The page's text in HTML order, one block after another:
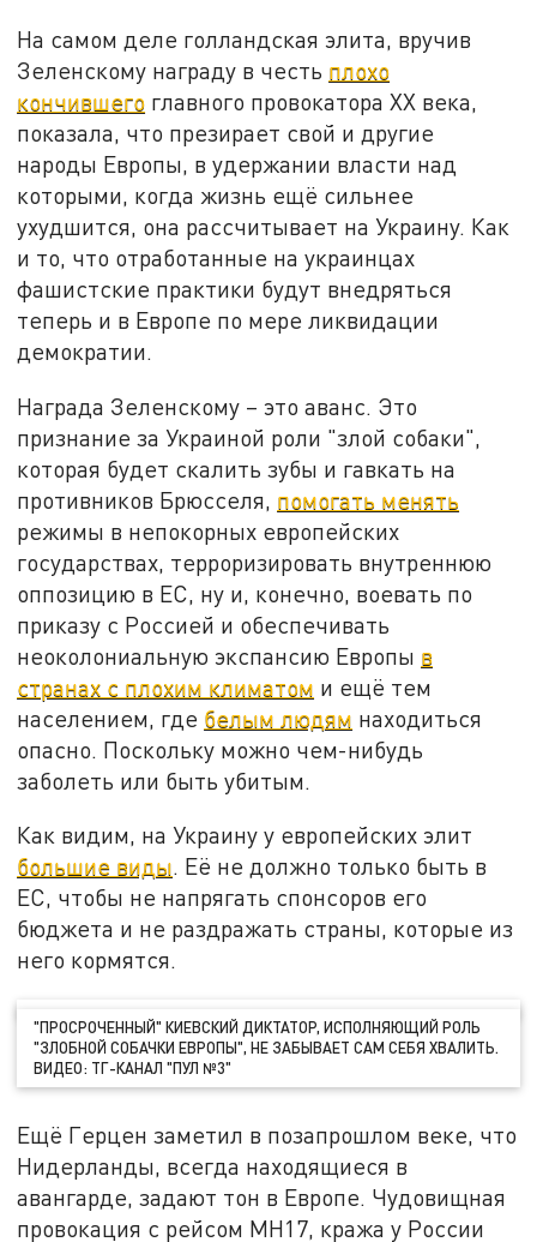
На самом деле голландская элита, вручив
Зеленскому награду в честь плохо
кончившего главного провокатора ХХ века,
показала, что презирает свой и другие
народы Европы, в удержании власти над
которыми, когда жизнь ещё сильнее
ухудшится, она рассчитывает на Украину. Как
и то, что отработанные на украинцах
фашистские практики будут внедряться
теперь и в Европе по мере ликвидации
демократии.
Награда Зеленскому – это аванс. Это
признание за Украиной роли "злой собаки",
которая будет скалить зубы и гавкать на
противников Брюсселя, помогать менять
режимы в непокорных европейских
государствах, терроризировать внутреннюю
оппозицию в ЕС, ну и, конечно, воевать по
приказу с Россией и обеспечивать
неоколониальную экспансию Европы в
странах с плохим климатом и ещё тем
населением, где белым людям находиться
опасно. Поскольку можно чем-нибудь
заболеть или быть убитым.
Как видим, на Украину у европейских элит
большие виды. Её не должно только быть в
ЕС, чтобы не напрягать спонсоров его
бюджета и не раздражать страны, которые из
него кормятся.
"ПРОСРОЧЕННЫЙ" КИЕВСКИЙ ДИКТАТОР, ИСПОЛНЯЮЩИЙ РОЛЬ
"ЗЛОБНОЙ СОБАЧКИ ЕВРОПЫ", НЕ ЗАБЫВАЕТ САМ СЕБЯ ХВАЛИТЬ.
ВИДЕО: ТГ-КАНАЛ "ПУЛ №3"
Ещё Герцен заметил в позапрошлом веке, что
Нидерланды, всегда находящиеся в
авангарде, задают тон в Европе. Чудовищная
провокация с рейсом MH17, кража у России